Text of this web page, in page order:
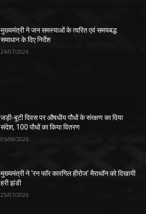
मुख्यमंत्री ने जन समस्याओं के त्वरित एवं समयबद्ध
समाधान के दिए निर्देश
24/07/2026
जड़ी-बूटी दिवस पर औषधीय पौधों के संरक्षण का दिया
संदेश, 100 पौधों का किया वितरण
05/08/2026
मुख्यमंत्री ने ‘रन फॉर कारगिल हीरोज’ मैराथॉन को दिखायी
हरी झंडी
25/07/2026